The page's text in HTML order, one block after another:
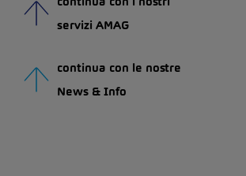
servizi AMAG
continua con le nostre
News & Info